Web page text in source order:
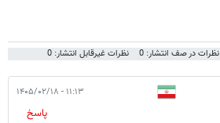
نظرات در صف انتشار: 0 نظرات غیرقابل انتشار: 0
۱۱:۱۳ - ۱۴۰۵/۰۲/۱۸
پاسخ